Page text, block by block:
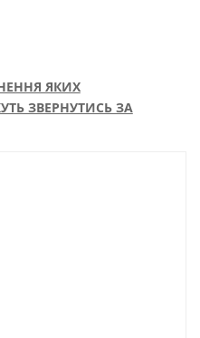
ЯКИХ
ЗВЕРНУТИСЬ ЗА